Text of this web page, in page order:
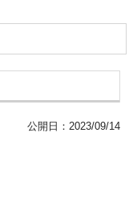
公開日： 2023/09/14